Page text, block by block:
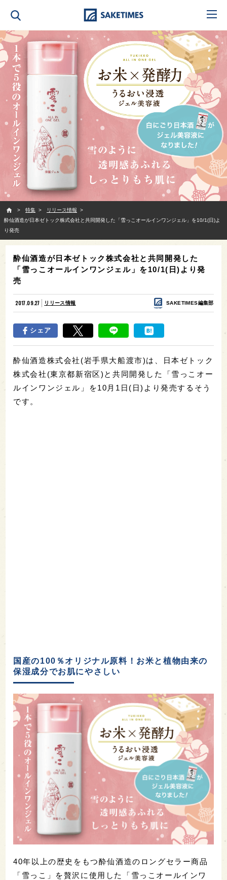
特集
リリース情報
酔仙酒造が日本ゼトック株式会社と共同開発した「雪っこオールインワンジェル」を10/1(日)よ
り発売
酔仙酒造が日本ゼトック株式会社と共同開発した
「雪っこオールインワンジェル」を10/1(日)より発
売
2017.09.27 リリース情報 SAKETIMES編集部
シェア
酔仙酒造株式会社(岩手県大船渡市)は、日本ゼトック
株式会社(東京都新宿区)と共同開発した「雪っこオー
ルインワンジェル」を10月1日(日)より発売するそう
です。
国産の100％オリジナル原料！お米と植物由来の
保湿成分でお肌にやさしい
40年以上の歴史をもつ酔仙酒造のロングセラー商品
「雪っこ」を贅沢に使用した「雪っこオールインワ